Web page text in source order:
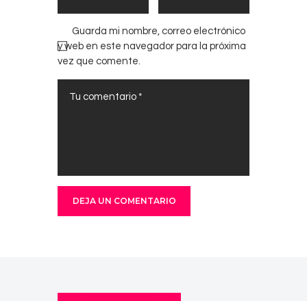
Guarda mi nombre, correo electrónico
y web en este navegador para la próxima
vez que comente.